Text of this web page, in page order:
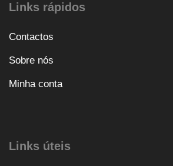
Links rápidos
Contactos
Sobre nós
Minha conta
Links úteis